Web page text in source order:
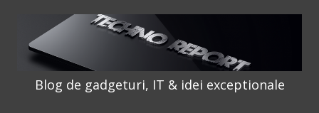
content
Blog de gadgeturi, IT & idei exceptionale